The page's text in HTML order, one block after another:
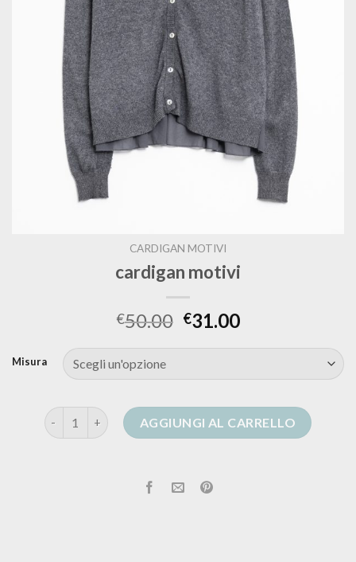
CARDIGAN MOTIVI
cardigan motivi
€50.00 €31.00
Misura
cardigan motivi quantitàAGGIUNGI AL CARRELLO